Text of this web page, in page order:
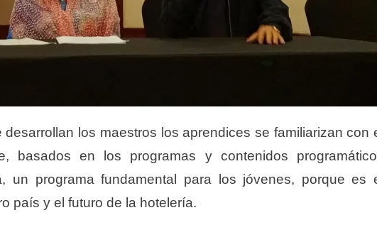
los maestros los aprendices se familiarizan con
basados en los programas y contenidos
un programa fundamental para los jóvenes, porque es
país y el futuro de la hotelería.